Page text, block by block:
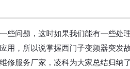
些问题，这时如果我们能有一些处
用，所以说掌握西门子变频器突发
修服务厂家，凌科为大家总结归纳